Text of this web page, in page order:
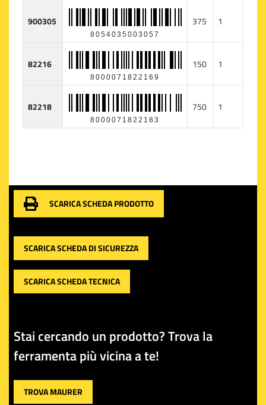
900305
8054035003057
375 1
82216
8000071822169
150 1
82218
8000071822183
750 1
SCARICA SCHEDA PRODOTTO
SCARICA SCHEDA DI SICUREZZA
SCARICA SCHEDA TECNICA
Stai cercando un prodotto? Trova la
ferramenta più vicina a te!
TROVA MAURER